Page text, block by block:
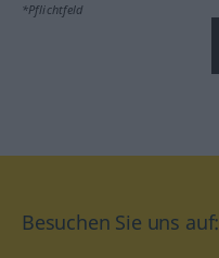
*Pflichtfeld
Besuchen Sie uns auf: